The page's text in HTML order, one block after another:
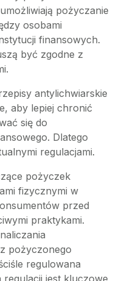
pożyczanie
osobami
finansowych.
być zgodne z
antylichwiarskie
aby lepiej chronić
się do
Dlatego
regulacjami.
pożyczek
fizycznymi w
przed
praktykami.
pożyczonego
regulowana
jest kluczowe